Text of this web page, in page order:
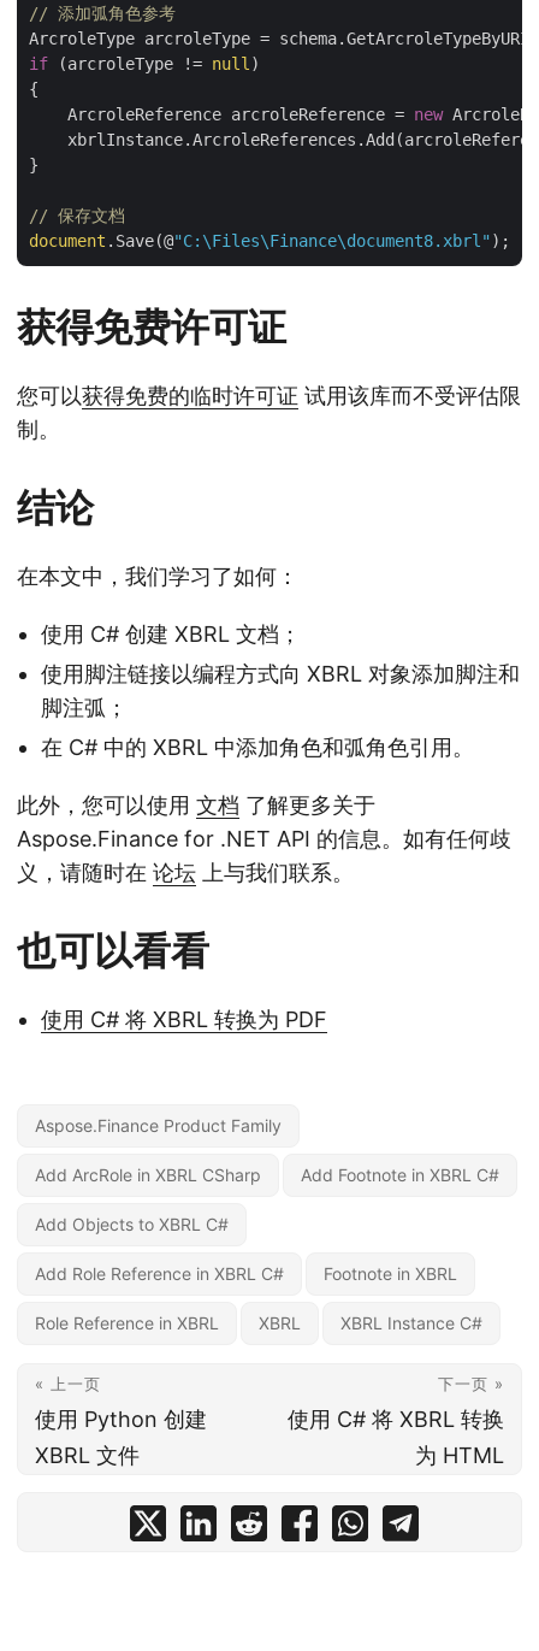
// 添加弧角色参考
ArcroleType arcroleType = schema.GetArcroleTypeByURI(
if (arcroleType != null )
{
    ArcroleReference arcroleReference =
new
}
// 保存文档
document .Save(@"C:\Files\Finance\document8.xbrl"
获得免费许可证
您可以获得免费的临时许可证 试用该库而不受评估限
制。
结论
在本文中，我们学习了如何：
使用 C# 创建 XBRL 文档；
使用脚注链接以编程方式向 XBRL 对象添加脚注和
脚注弧；
在 C# 中的 XBRL 中添加角色和弧角色引用。
此外，您可以使用 文档 了解更多关于
Aspose.Finance for .NET API 的信息。如有任何歧
义，请随时在 论坛 上与我们联系。
也可以看看
使用 C# 将 XBRL 转换为 PDF
Aspose.Finance Product Family
Add ArcRole in XBRL CSharp Add Footnote in XBRL C#
Add Objects to XBRL C#
Add Role Reference in XBRL C# Footnote in XBRL
Role Reference in XBRL XBRL XBRL Instance C#
« 上一页
使用 Python 创建
XBRL 文件
下一页 »
使用 C# 将 XBRL 转换
为 HTML